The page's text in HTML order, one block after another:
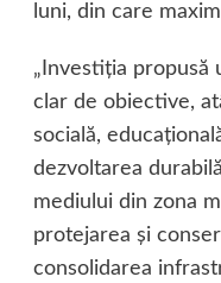
luni, din care
„Investiţia propusă
clar de obiective,
socială,
dezvoltarea
mediului din zona
protejarea şi
consolidarea